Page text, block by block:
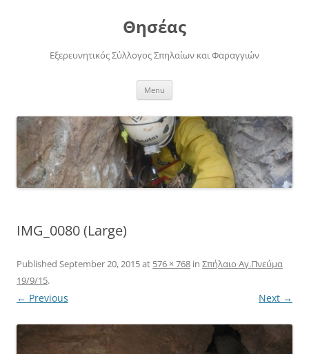
Θησέας
Εξερευνητικός Σύλλογος Σπηλαίων και Φαραγγιών
Menu
IMG_0080 (Large)
Published September 20, 2015at 576 × 768 in Σπήλαιο Αγ.Πνεύμα
19/9/15.
← Previous Next →